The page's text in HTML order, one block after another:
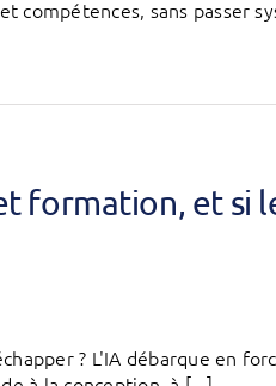
compétences, sans passer
formation, et si
? L'IA débarque en